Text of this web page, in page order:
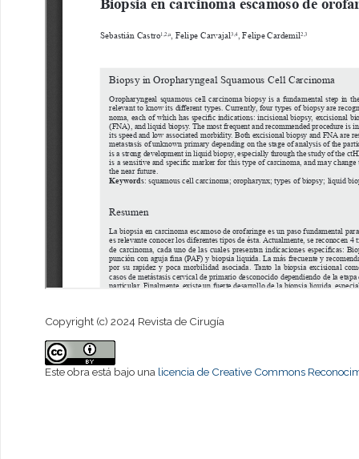
Copyright (c) 2024 Revista de Cirugía
Este obra está bajo una licencia de Creative Commons